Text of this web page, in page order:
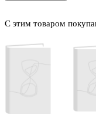
С этим товаром